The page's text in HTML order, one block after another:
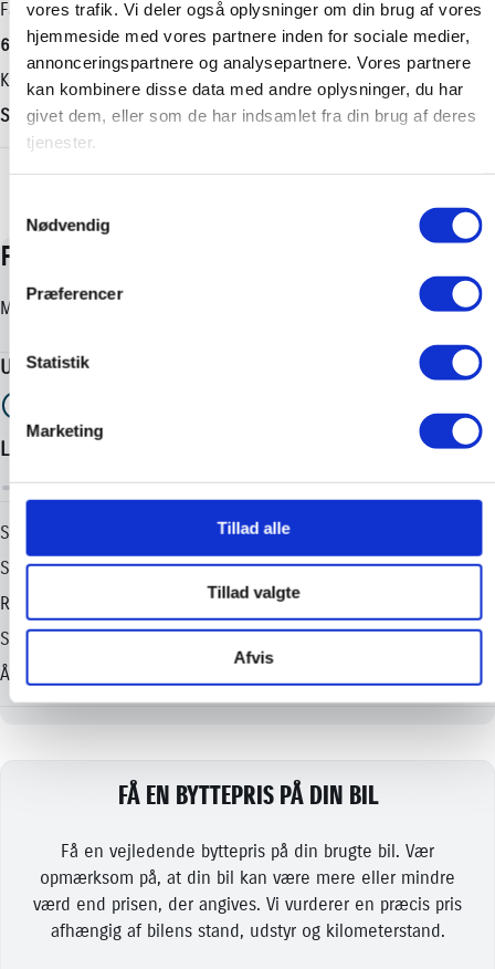
vores trafik. Vi deler også oplysninger om din brug af vores
hjemmeside med vores partnere inden for sociale medier,
annonceringspartnere og analysepartnere. Vores partnere
kan kombinere disse data med andre oplysninger, du har
givet dem, eller som de har indsamlet fra din brug af deres
tjenester.
Nødvendig
Præferencer
Statistik
Marketing
Tillad alle
Tillad valgte
Afvis
Farve
6X1 Oxide Bronze
Karosseri
SUV
Automatisk
Antal cylindre
3
Antal gear
Partikelfilter (DPF)
Nej
4180 mm
Tilkoblingsvægt med bremser
750 kg
Tilkoblingsvægt uden bremser
550 kg
Tankstørrelse
-
FÅ EN BYTTEPRIS PÅ DIN BIL
Få en vejledende byttepris på din brugte bil. Vær
opmærksom på, at din bil kan være mere eller mindre
værd end prisen, der angives. Vi vurderer en præcis pris
afhængig af bilens stand, udstyr og kilometerstand.